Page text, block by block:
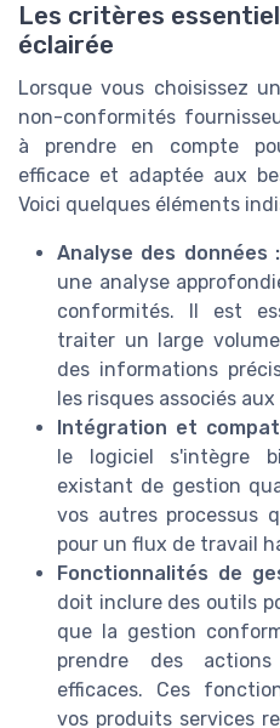
Les critères
éclairée
Lorsque vous choisissez
non-conformités
à prendre en compte
efficace et adaptée aux
Voici quelques éléments
Analyse des données :
une analyse
conformités. Il est
traiter un large
des informations
les risques associés
Intégration et
le logiciel s'intègre
existant de gestion
vos autres processus
pour un flux de travail
Fonctionnalités de
doit inclure des outils
que la gestion
prendre des
efficaces. Ces
vos produits services